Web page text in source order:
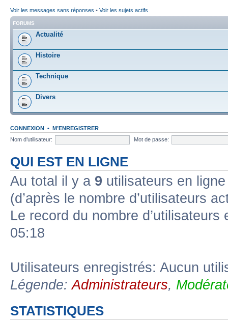
Voir les messages sans réponses • Voir les sujets actifs
FORUMS
Actualité
Histoire
Technique
Divers
CONNEXION • M’ENREGISTRER
Nom d’utilisateur:
Mot de passe:
QUI EST EN LIGNE
Au total il y a 9 utilisateurs en
(d’après le nombre d’utilisateurs
Le record du nombre
05:18
Utilisateurs enregistrés: Aucun
Légende:Administrateurs,
STATISTIQUES